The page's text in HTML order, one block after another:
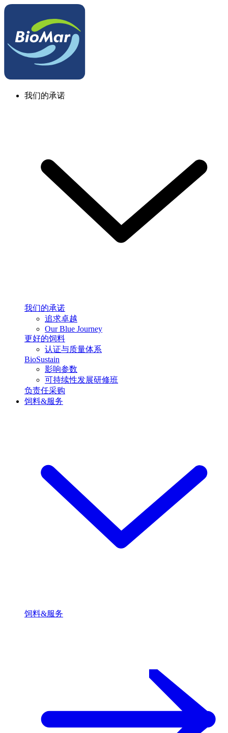
我们的承诺
我们的承诺
追求卓越
Our Blue Journey
更好的饲料
认证与质量体系
BioSustain
影响参数
可持续性发展研修班
负责任采购
饲料&服务
饲料&服务